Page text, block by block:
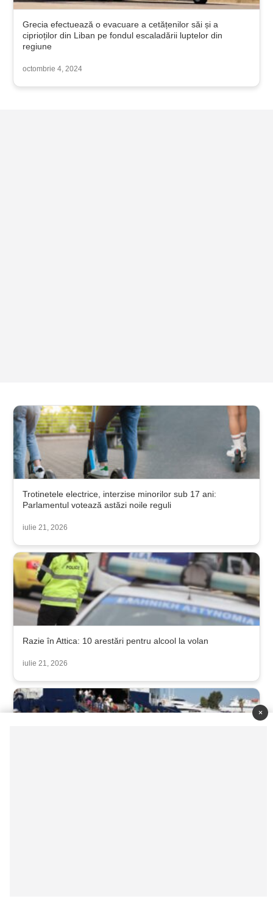
Grecia efectuează o evacuare a cetățenilor săi și a
ciprioților din Liban pe fondul escaladării luptelor din
regiune
octombrie 4, 2024
Trotinetele electrice, interzise minorilor sub 17 ani:
Parlamentul votează astăzi noile reguli
iulie 21, 2026
Razie în Attica: 10 arestări pentru alcool la volan
iulie 21, 2026
×